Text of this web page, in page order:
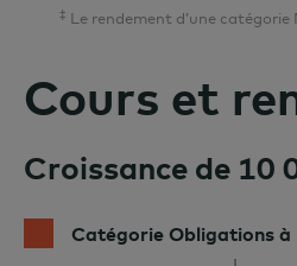
‡ Le rendement d’une
Cours et
Croissance de 10
Catégorie Obligations